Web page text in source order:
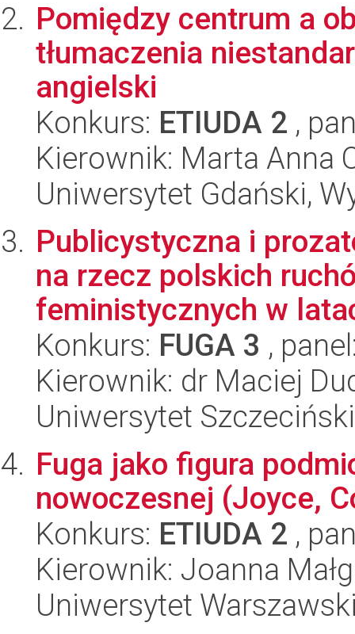
Pomiędzy centrum a
tłumaczenia
angielski
Konkurs: ETIUDA 2 ,
Kierownik: Marta Anna
Uniwersytet Gdański,
Publicystyczna i
na rzecz polskich
feministycznych w
Konkurs: FUGA 3 ,
Kierownik: dr Maciej
Uniwersytet
Fuga jako figura
nowoczesnej (Joyce,
Konkurs: ETIUDA 2 ,
Kierownik: Joanna
Uniwersytet